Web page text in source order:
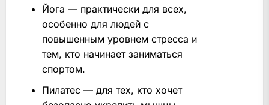
Йога — практически для всех,
особенно для людей с
повышенным уровнем стресса и
тем, кто начинает заниматься
спортом.
Пилатес — для тех, кто хочет